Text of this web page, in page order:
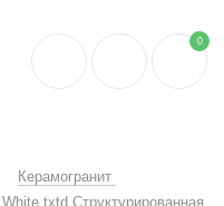
0
Керамогранит
txtd Структурированная